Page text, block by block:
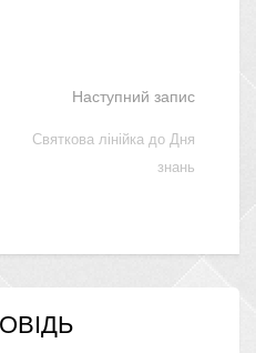
Наступний запис
Святкова лінійка до Дня
знань